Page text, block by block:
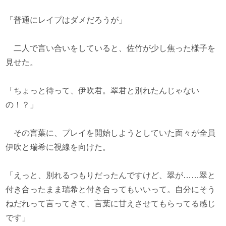
「普通にレイプはダメだろうが」
二人で言い合いをしていると、佐竹が少し焦った様子を
見せた。
「ちょっと待って、伊吹君。翠君と別れたんじゃない
の！？」
その言葉に、プレイを開始しようとしていた面々が全員
伊吹と瑞希に視線を向けた。
「えっと、別れるつもりだったんですけど、翠が……翠と
付き合ったまま瑞希と付き合ってもいいって。自分にそう
ねだれって言ってきて、言葉に甘えさせてもらってる感じ
です」